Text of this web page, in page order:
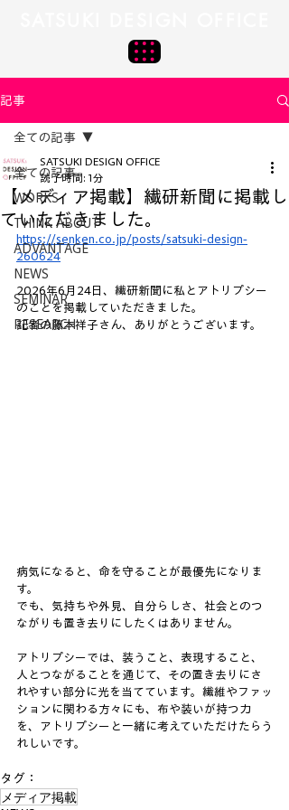
記事
全ての記事
WORKS
THINK ABOUT
ADVANTAGE
NEWS
SEMINAR
RESEARCH
全ての記事
【メディア掲載】繊研新聞に掲載し
ていただきました。
SATSUKI DESIGN OFFICE
読了時間: 1分
https://senken.co.jp/posts/satsuki-design-
260624
2026年6月24日、繊研新聞に私とアトリプシー
のことを掲載していただきました。
記者の藤本祥子さん、ありがとうございます。
病気になると、命を守ることが最優先になりま
す。
でも、気持ちや外見、自分らしさ、社会とのつ
ながりも置き去りにしたくはありません。
アトリプシーでは、装うこと、表現すること、
人とつながることを通じて、その置き去りにさ
れやすい部分に光を当てています。繊維やファッ
ションに関わる方々にも、布や装いが持つ力
を、アトリプシーと一緒に考えていただけたらう
れしいです。
タグ：
メディア掲載